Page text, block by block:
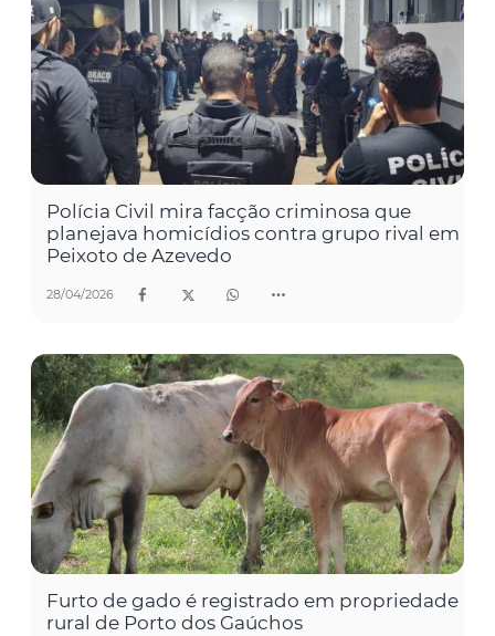
Polícia Civil mira facção criminosa que
planejava homicídios contra grupo rival em
Peixoto de Azevedo
28/04/2026
Furto de gado é registrado em propriedade
rural de Porto dos Gaúchos